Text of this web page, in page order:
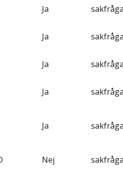
Ja
Ja
Ja
Ja
Ja
Nej